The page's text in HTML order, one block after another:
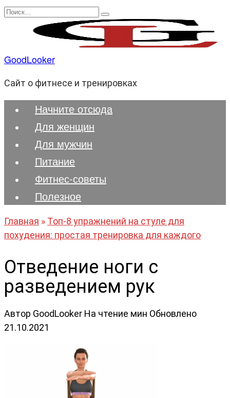
Перейти
содержанию
Search
GoodLooker
Сайт о фитнесе и тренировках
Начните отсюда
Для женщин
Для мужчин
Питание
Фитнес-советы
Полезноe
Главная » Топ-8 упражнений на стуле для
похудения: простая тренировка для каждого
Отведение ноги с
разведением рук
Автор GoodLooker На чтение мин Обновлено
21.10.2021